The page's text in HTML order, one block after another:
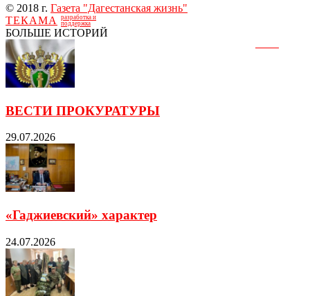
© 2018 г. Газета "Дагестанская жизнь"
ТЕКАМА
разработка и
поддержка
БОЛЬШЕ ИСТОРИЙ
ВЕСТИ ПРОКУРАТУРЫ
29.07.2026
«Гаджиевский» характер
24.07.2026